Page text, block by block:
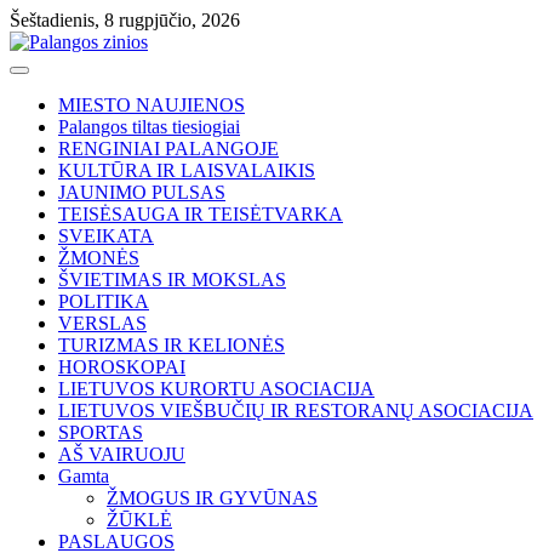
Skip
to
content
Šeštadienis, 8 rugpjūčio, 2026
MIESTO NAUJIENOS
Palangos tiltas tiesiogiai
RENGINIAI PALANGOJE
KULTŪRA IR LAISVALAIKIS
JAUNIMO PULSAS
TEISĖSAUGA IR TEISĖTVARKA
SVEIKATA
ŽMONĖS
ŠVIETIMAS IR MOKSLAS
POLITIKA
VERSLAS
TURIZMAS IR KELIONĖS
HOROSKOPAI
LIETUVOS KURORTU ASOCIACIJA
LIETUVOS VIEŠBUČIŲ IR RESTORANŲ ASOCIACIJA
SPORTAS
AŠ VAIRUOJU
Gamta
ŽMOGUS IR GYVŪNAS
ŽŪKLĖ
PASLAUGOS